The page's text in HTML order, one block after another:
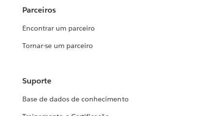
Parceiros
Encontrar um parceiro
Tornar-se um parceiro
Suporte
Base de dados de conhecimento